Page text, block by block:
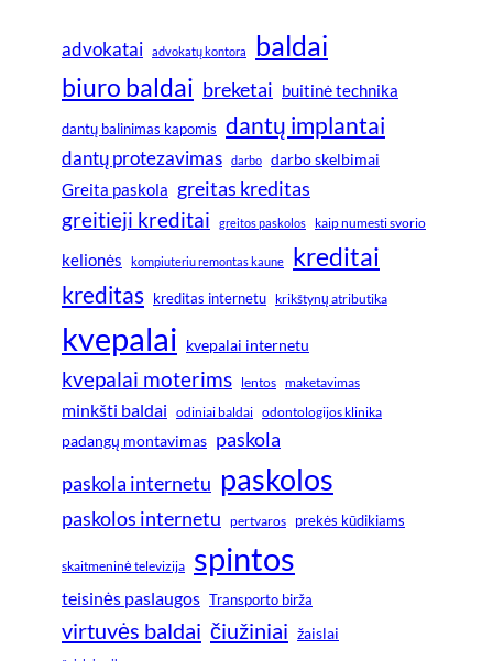
advokatai advokatų kontora baldai
biuro baldai breketai buitinė technika
dantų balinimas kapomis dantų implantai
dantų protezavimas darbo darbo skelbimai
Greita paskola greitas kreditas
greitieji kreditai greitos paskolos kaip numesti svorio
kelionės kompiuteriu remontas kaune kreditai
kreditas kreditas internetu krikštynų atributika
kvepalai kvepalai internetu
kvepalai moterims lentos maketavimas
minkšti baldai odiniai baldai odontologijos klinika
padangų montavimas paskola
paskola internetu paskolos
paskolos internetu pertvaros prekės kūdikiams
skaitmeninė televizija spintos
teisinės paslaugos Transporto birža
virtuvės baldai čiužiniai žaislai